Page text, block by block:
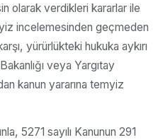
olarak verdikleri kararlar ile
incelemesinden geçmeden
yürürlükteki hukuka aykırı
veya Yargıtay
kanun yararına temyiz
5271 sayılı Kanunun 291